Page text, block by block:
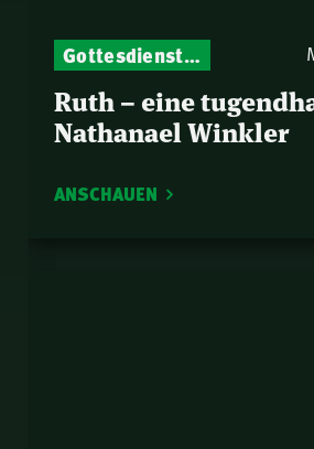
Gottesdienst-Botschaften – Jeden Sonntag neu: Aktuelle Predigten vom Mitternachtsruf
Ruth – eine
Nathanael Winkler
ANSCHAUEN